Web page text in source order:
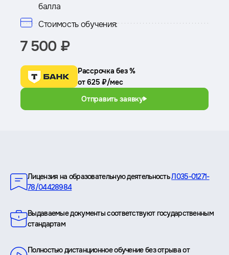
балла
Стоимость обучения:
7 500 ₽
Рассрочка без %
от 625 ₽/мес
Отправить заявку
Лицензия на образовательную деятельностьЛ035-01271-
78/04428984
Выдаваемые документы соответствуют государственным
стандартам
Полностью дистанционное обучение без отрыва от